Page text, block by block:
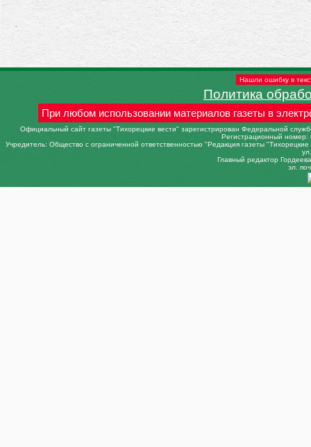
Нашли ошибку в
Политика
При любом использовании материалов газеты в
Официальный сайт газеты "Тихорецкие вести" зарегистрирован Федеральной
Регистрационный
Учредитель: Общество с ограниченной ответственностью "Редакция газеты
Главный редактор
эл.